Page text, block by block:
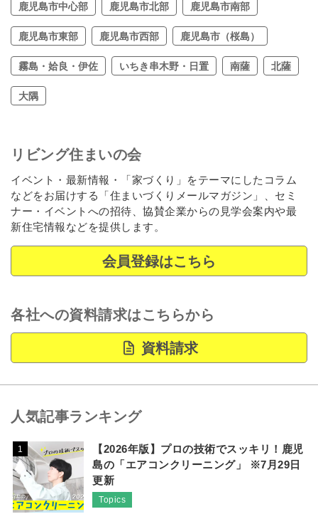
鹿児島市中心部 鹿児島市北部 鹿児島市南部
鹿児島市東部 鹿児島市西部 鹿児島市（桜島）
霧島・姶良・伊佐 いちき串木野・日置 南薩 北薩
大隅
リビング住まいの会
イベント・最新情報・「家づくり」をテーマにしたコラム
などをお届けする「住まいづくりメールマガジン」、セミ
ナー・イベントへの招待、協賛企業からの見学会案内や最
新住宅情報などを提供します。
会員登録はこちら
各社への資料請求はこちらから
資料請求
人気記事ランキング
1
【2026年版】プロの技術でスッキリ！鹿児
島の「エアコンクリーニング」 ※7月29日
更新
Topics